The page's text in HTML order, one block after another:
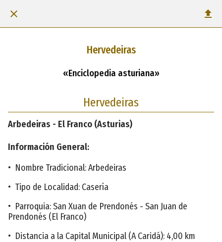
Hervedeiras
«Enciclopedia asturiana»
Hervedeiras
Arbedeiras - El Franco (Asturias)
Información General:
• Nombre Tradicional: Arbedeiras
• Tipo de Localidad: Casería
• Parroquia: San Xuan de Prendonés - San Juan de
Prendonés (El Franco)
• Distancia a la Capital Municipal (A Caridá): 4,00 km